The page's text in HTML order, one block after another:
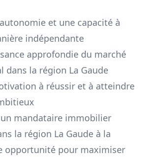
et une capacité à
indépendante
approfondie du marché
dans la région La Gaude
à réussir et à atteindre
un mandataire immobilier
la région La Gaude à la
opportunité pour maximiser